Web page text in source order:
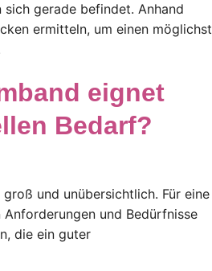
sich gerade befindet. Anhand
ermitteln, um einen möglichst
eignet
Bedarf?
und unübersichtlich. Für eine
und Bedürfnisse
die ein guter